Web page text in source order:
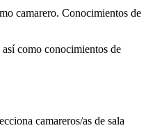
camarero. Conocimientos de
como conocimientos de
camareros/as de sala